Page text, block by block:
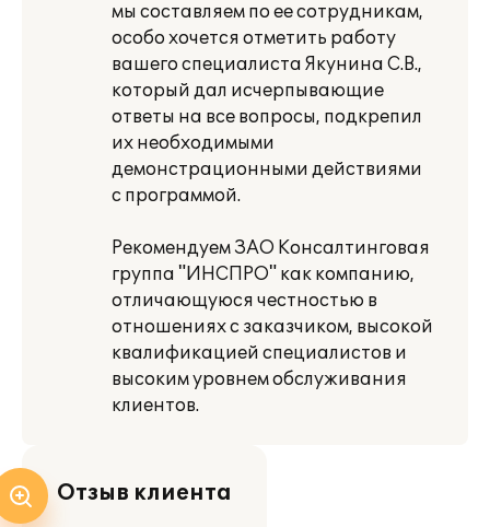
мы составляем по ее сотрудникам,
особо хочется отметить работу
вашего специалиста Якунина С.В.,
который дал исчерпывающие
ответы на все вопросы, подкрепил
их необходимыми
демонстрационными действиями
с программой.
Рекомендуем ЗАО Консалтинговая
группа "ИНСПРО" как компанию,
отличающуюся честностью в
отношениях с заказчиком, высокой
квалификацией специалистов и
высоким уровнем обслуживания
клиентов.
Отзыв клиента